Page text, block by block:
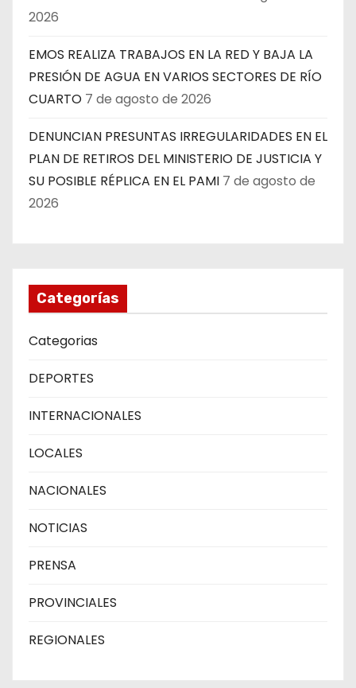
2026
EMOS REALIZA TRABAJOS EN LA RED Y BAJA LA
PRESIÓN DE AGUA EN VARIOS SECTORES DE RÍO
CUARTO 7 de agosto de 2026
DENUNCIAN PRESUNTAS IRREGULARIDADES EN EL
PLAN DE RETIROS DEL MINISTERIO DE JUSTICIA Y
SU POSIBLE RÉPLICA EN EL PAMI 7 de agosto de
2026
Categorías
Categorias
DEPORTES
INTERNACIONALES
LOCALES
NACIONALES
NOTICIAS
PRENSA
PROVINCIALES
REGIONALES